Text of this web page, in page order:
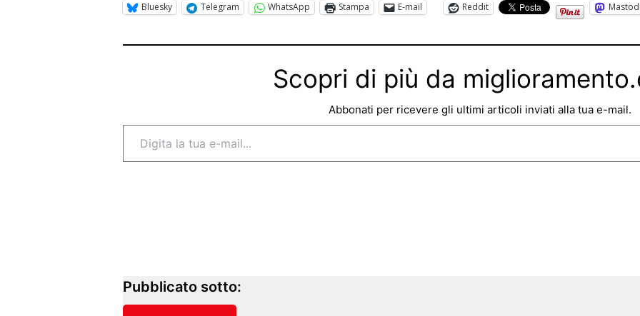
Bluesky Telegram WhatsApp Stampa E-mail Reddit
Scopri di più da
Abbonati per ricevere gli ultimi articoli inviati alla tua e-mail.
Digita la tua e-mail...
Pubblicato sotto: